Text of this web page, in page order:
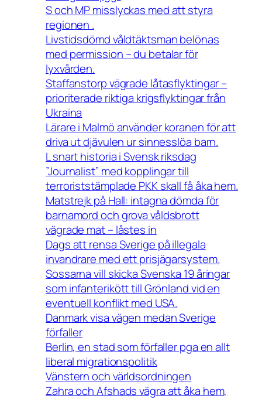
S och MP misslyckas med att styra
regionen .
Livstidsdömd våldtäktsman belönas
med permission – du betalar för
lyxvården.
Staffanstorp vägrade låtasflyktingar –
prioriterade riktiga krigsflyktingar från
Ukraina
Lärare i Malmö använder koranen för att
driva ut djävulen ur sinnesslöa barn.
L snart historia i Svensk riksdag
”Journalist” med kopplingar till
terroriststämplade PKK skall få åka hem.
Matstrejk på Hall: intagna dömda för
barnamord och grova våldsbrott
vägrade mat – låstes in
Dags att rensa Sverige på illegala
invandrare med ett prisjägarsystem.
Sossarna vill skicka Svenska 19 åringar
som infanterikött till Grönland vid en
eventuell konflikt med USA.
Danmark visa vägen medan Sverige
förfaller
Berlin, en stad som förfaller pga en allt
liberal migrationspolitik
Vänstern och världsordningen
Zahra och Afshads vägra att åka hem,